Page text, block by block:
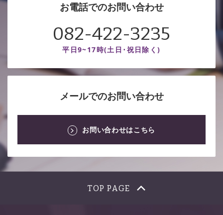
お電話でのお問い合わせ
082-422-3235
平日9~17時(土日･祝日除く)
メールでのお問い合わせ
お問い合わせはこちら
TOP PAGE